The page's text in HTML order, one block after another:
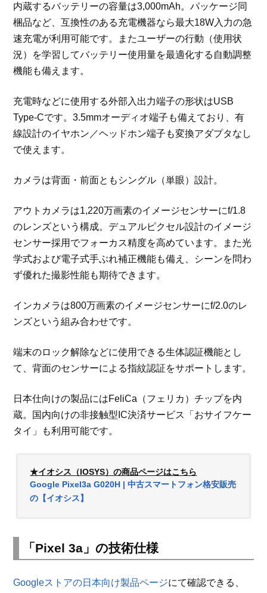
内蔵するバッテリーの容量は3,000mAh。パッケージ同
梱品など、互換性のある充電機器なら最大18W入力の急
速充電が利用可能です。またユーザーの行動（使用状
況）を学習してバッテリー使用量を最適化する自動調整
機能も備えます。
充電時などに使用する外部入出力端子の形状はUSB
Type-Cです。3.5mmオーディオ端子も備えており、有
線設計のイヤホン／ヘッドホン端子も変換アダプタなし
で使えます。
カメラは背面・前面ともシングル（単眼）設計。
アウトカメラは1,220万画素のイメージセンサーにf/1.8
のレンズという構成。デュアルピクセル設計のイメージ
センサー採用でフォーカス精度を高めています。また光
学式および電子式手ぶれ補正機能も備え、シーンを問わ
ず優れた撮影性能も期待できます。
インカメラは800万画素のイメージセンサーにf/2.0のレ
ンズという組み合わせです。
端末のロック解除などに使用できる生体認証機能とし
て、背面のセンサーによる指紋認証をサポートします。
日本仕向けの製品にはFeliCa（フェリカ）チップを内
蔵。国内向けの非接触型IC決済サービス「おサイフケー
タイ」も利用可能です。
★イオシス（IOSYS）の商品ページはこちら
Google Pixel3a G020H | 中古スマートフォン格安販売
の【イオシス】
「Pixel 3a」の技術仕様
Googleストアの日本向け製品ページにて確認できる、